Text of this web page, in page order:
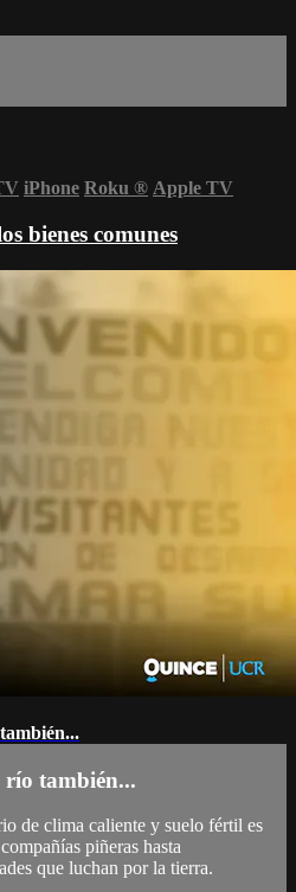
iPhone Roku ® Apple TV
bienes comunes
también...
de clima caliente y suelo fértil es
piñeras hasta
que luchan por la tierra.